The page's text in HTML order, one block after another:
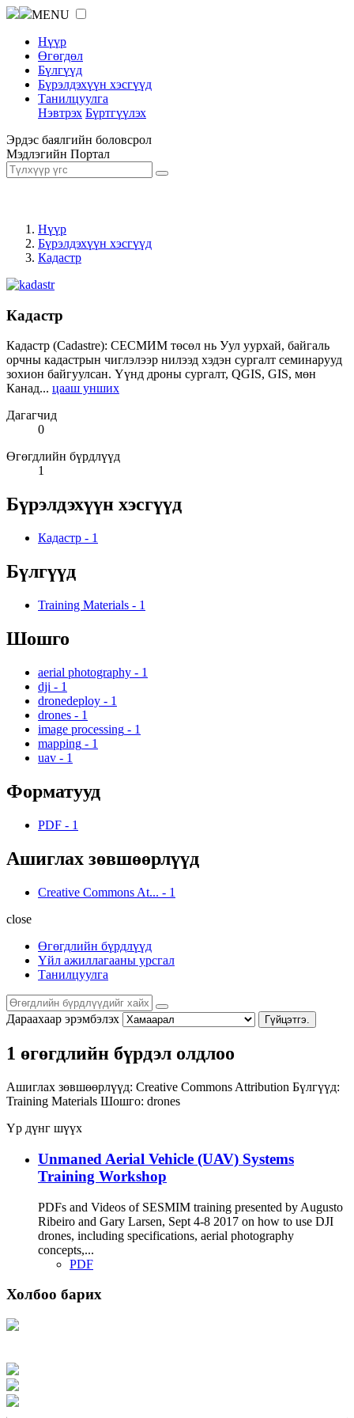
MENU
Нүүр
Өгөгдөл
Бүлгүүд
Бүрэлдэхүүн хэсгүүд
Танилцуулга
Нэвтрэх Бүртгүүлэх
Эрдэс баялгийн боловсрол
Мэдлэгийн Портал
Нүүр
Бүрэлдэхүүн хэсгүүд
Кадастр
Кадастр
Кадастр (Cadastre): СЕСМИМ төсөл нь Уул уурхай, байгаль
орчны кадастрын чиглэлээр нилээд хэдэн сургалт семинарууд
зохион байгуулсан. Үүнд дроны сургалт, QGIS, GIS, мөн
Канад... цааш унших
Дагагчид
0
Өгөгдлийн бүрдлүүд
1
Бүрэлдэхүүн хэсгүүд
Кадастр - 1
Бүлгүүд
Training Materials - 1
Шошго
aerial photography - 1
dji - 1
dronedeploy - 1
drones - 1
image processing - 1
mapping - 1
uav - 1
Форматууд
PDF - 1
Ашиглах зөвшөөрлүүд
Creative Commons At... - 1
close
Өгөгдлийн бүрдлүүд
Үйл ажиллагааны урсгал
Танилцуулга
Дараахаар эрэмбэлэх Гүйцэтгэ.
1 өгөгдлийн бүрдэл олдлоо
Ашиглах зөвшөөрлүүд: Creative Commons Attribution Бүлгүүд:
Training Materials Шошго: drones
Үр дүнг шүүх
Unmaned Aerial Vehicle (UAV) Systems
Training Workshop
PDFs and Videos of SESMIM training presented by Augusto
Ribeiro and Gary Larsen, Sept 4-8 2017 on how to use DJI
drones, including specifications, aerial photography
concepts,...
PDF
Холбоо барих